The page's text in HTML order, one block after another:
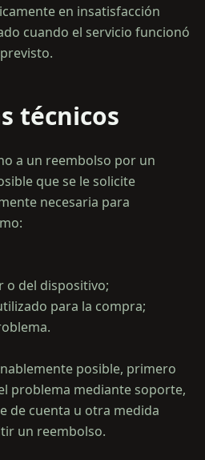
en insatisfacción
cuando el servicio funcionó
técnicos
a un reembolso por un
que se le solicite
necesaria para
o del dispositivo;
para la compra;
posible, primero
problema mediante soporte,
de cuenta u otra medida